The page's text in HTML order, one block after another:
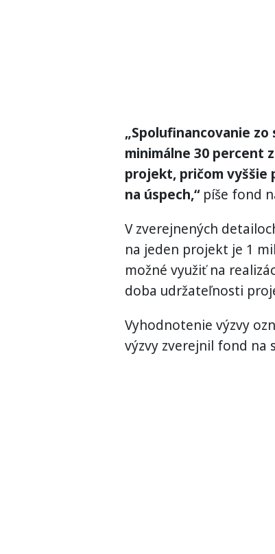
„Spolufinancovanie
minimálne 30 percent
projekt, pričom vyššie
na úspech,“píše fond
V zverejnených
na jeden projekt je 1
možné využiť na
doba udržateľnosti
Vyhodnotenie výzvy
výzvy zverejnil fond na